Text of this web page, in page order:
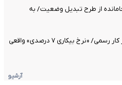
از طرح تبدیل وضعیت/ به
خروج یک میلیون کارگر از بازار کار رسمی/ «نرخ بیکاری ۷ درصدی» واقعی
آرشیو